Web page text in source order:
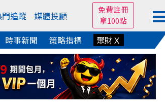
追蹤 媒體投顧
免費註冊
拿100點
時事新聞 策略指標 聚財Ｘ